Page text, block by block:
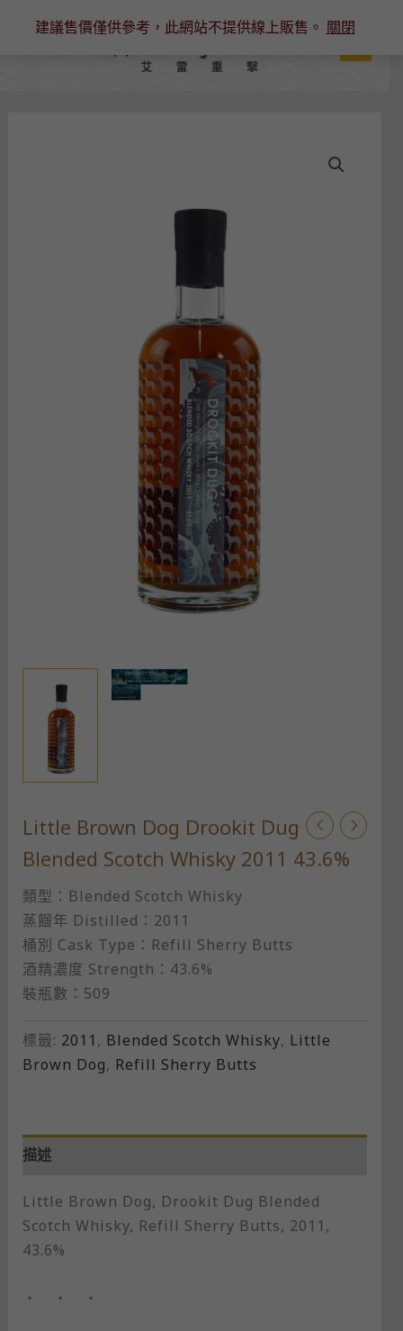
建議售價僅供參考，此網站不提供線上販售。 關閉
Little Brown Dog Drookit Dug
Blended Scotch Whisky 2011 43.6%
類型：Blended Scotch Whisky
蒸餾年 Distilled：2011
桶別 Cask Type：Refill Sherry Butts
酒精濃度 Strength：43.6%
裝瓶數：509
標籤: 2011 , Blended Scotch Whisky, Little
Brown Dog, Refill Sherry Butts
描述
Little Brown Dog, Drookit Dug Blended
Scotch Whisky, Refill Sherry Butts, 2011,
43.6%
・ ・ ・